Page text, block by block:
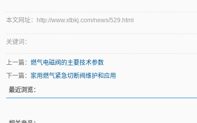
本文网址：http://www.xtbkj.com/news/529.html
关键词：
上一篇： 燃气电磁阀的主要技术参数
下一篇： 家用燃气紧急切断阀维护和应用
最近浏览：